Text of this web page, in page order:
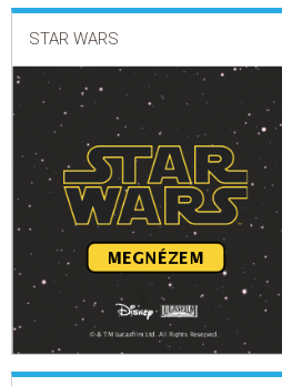
STAR WARS
ADATKEZELÉSI ÉS ADATVÉDELMI